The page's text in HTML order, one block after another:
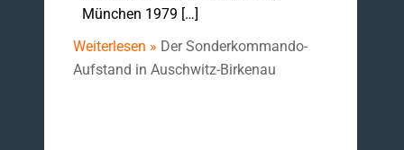
München 1979 […]
Weiterlesen » Der Sonderkommando-
Aufstand in Auschwitz-Birkenau